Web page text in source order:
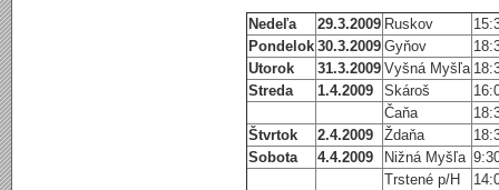
Nedeľa 29.3.2009 Ruskov
Pondelok 30.3.2009 Gyňov
Utorok
31.3.2009 Vyšná Myšľa
Streda
1.4.2009 Skároš
Čaňa
Štvrtok
2.4.2009 Ždaňa
Sobota
4.4.2009 Nižná Myšľa
Trstené p/H